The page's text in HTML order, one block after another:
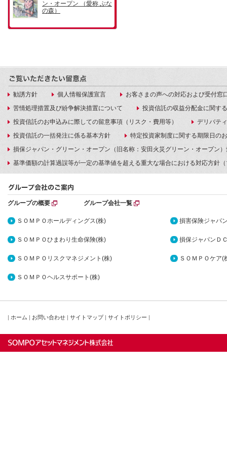
勧誘方針 個人情報保護宣言
お客さまの声への対応および受付窓
苦情処理措置及び紛争解決措置について
投資信託の収益分配金に関す
投資信託のお申込みに際しての留意事項（リスク・費用等）
デリバテ
投資信託の一括発注に係る基本方針
特定投資家制度に関する期限日の
損保ジャパン・グリーン・オープン（旧名称：安田火災グリーン・オープン
基準価額の計算過誤等が一定の基準値を超える重大な場合における対応方針
グループの概要 グループ会社一覧
ＳＯＭＰＯホールディングス(株) 損害保険ジャパ
ＳＯＭＰＯひまわり生命保険(株) 損保ジャパンＤ
ＳＯＭＰＯリスクマネジメント(株) ＳＯＭＰＯケア(
ＳＯＭＰＯヘルスサポート(株)
ホーム お問い合わせ サイトマップ サイトポリシー